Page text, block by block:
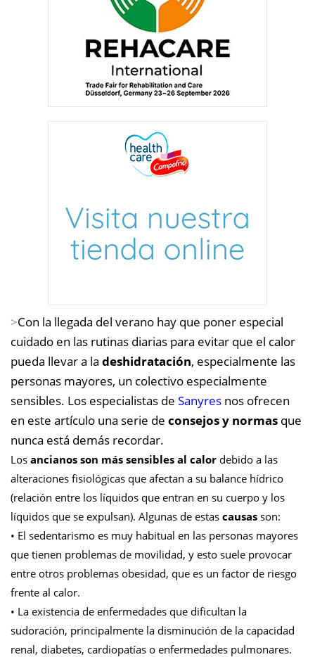
>Con la llegada del verano hay que poner especial
cuidado en las rutinas diarias para evitar que el calor
pueda llevar a la deshidratación, especialmente las
personas mayores, un colectivo especialmente
sensibles. Los especialistas de Sanyres nos ofrecen
en este artículo una serie de consejos y normas que
nunca está demás recordar.
Los ancianos son más sensibles al calor debido a las
alteraciones fisiológicas que afectan a su balance hídrico
(relación entre los líquidos que entran en su cuerpo y los
líquidos que se expulsan). Algunas de estas causas son:
• El sedentarismo es muy habitual en las personas mayores
que tienen problemas de movilidad, y esto suele provocar
entre otros problemas obesidad, que es un factor de riesgo
frente al calor.
• La existencia de enfermedades que dificultan la
sudoración, principalmente la disminución de la capacidad
renal, diabetes, cardiopatías o enfermedades pulmonares.